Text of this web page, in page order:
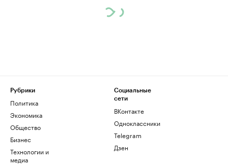
Рубрики
Политика
Экономика
Общество
Бизнес
Технологии и
медиа
Социальные
сети
ВКонтакте
Одноклассники
Telegram
Дзен